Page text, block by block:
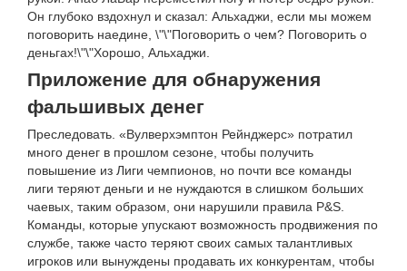
Он глубоко вздохнул и сказал: Альхаджи, если мы можем
поговорить наедине, \"\"Поговорить о чем? Поговорить о
деньгах!\"\"Хорошо, Альхаджи.
Приложение для обнаружения
фальшивых денег
Преследовать. «Вулверхэмптон Рейнджерс» потратил
много денег в прошлом сезоне, чтобы получить
повышение из Лиги чемпионов, но почти все команды
лиги теряют деньги и не нуждаются в слишком больших
чаевых, таким образом, они нарушили правила P&S.
Команды, которые упускают возможность продвижения по
службе, также часто теряют своих самых талантливых
игроков или вынуждены продавать их конкурентам, чтобы